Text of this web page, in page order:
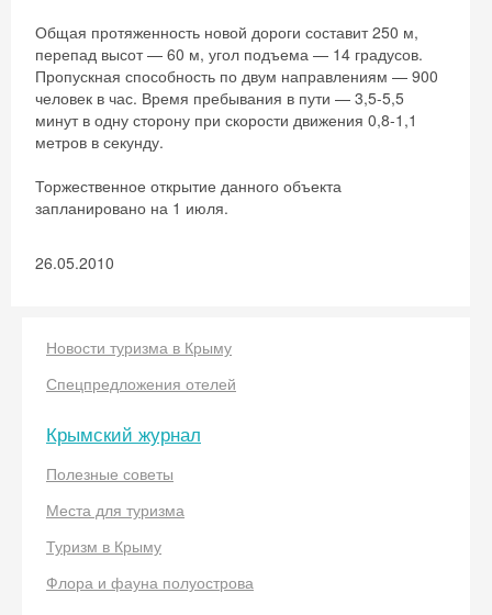
Общая протяженность новой дороги составит 250 м,
перепад высот — 60 м, угол подъема — 14 градусов.
Пропускная способность по двум направлениям — 900
человек в час. Время пребывания в пути — 3,5-5,5
минут в одну сторону при скорости движения 0,8-1,1
метров в секунду.
Торжественное открытие данного объекта
запланировано на 1 июля.
26.05.2010
Новости туризма в Крыму
Спецпредложения отелей
Крымский журнал
Полезные советы
Места для туризма
Туризм в Крыму
Флора и фауна полуострова
Скидка −5%
Хочешь дешевле? Оставь почту и получи
промокод на первое бронирование!